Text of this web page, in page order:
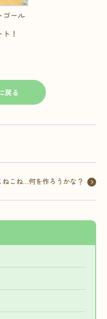
ゴール
！
戻る
ねこね…何を作ろうかな？